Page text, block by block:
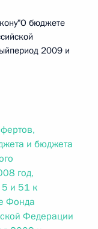
бюджете
2009 и
и бюджета
год,
и 51 к
Фонда
Федерации